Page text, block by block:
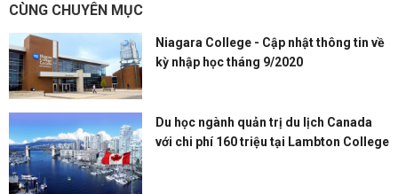
CÙNG CHUYÊN MỤC
Niagara College - Cập nhật thông tin về
kỳ nhập học tháng 9/2020
Du học ngành quản trị du lịch Canada
với chi phí 160 triệu tại Lambton College